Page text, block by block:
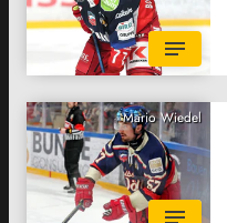
Mario Wiedel